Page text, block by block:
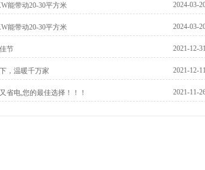
能带动20-30平方米 2024-03-
能带动20-30平方米 2024-03-
节 2021-12-31
，温暖千万家 2021-12-11
省电,您的最佳选择！！！ 2021-11-